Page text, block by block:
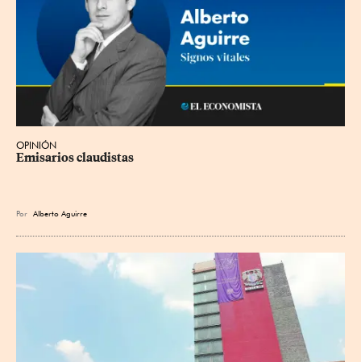
OPINIÓN
Emisarios claudistas
Por Alberto Aguirre